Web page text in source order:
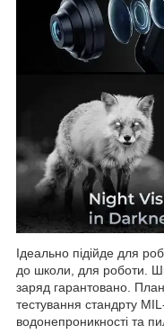
Ідеально підійде для
до школи, для роботи.
заряд гарантовано.
тестування стандрту
водонепроникності та